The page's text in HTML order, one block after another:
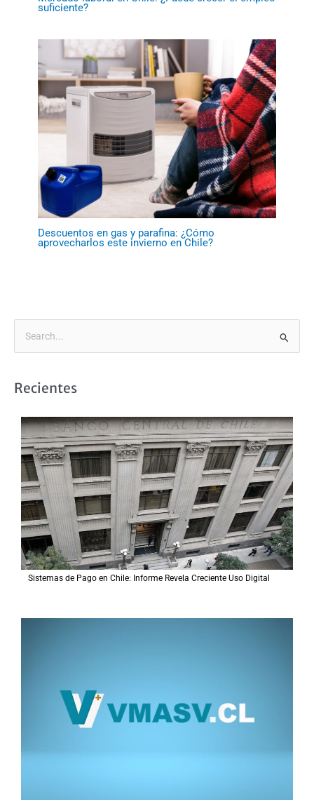
suficiente?
Descuentos en gas y parafina: ¿Cómo
aprovecharlos este invierno en Chile?
cRecientes
Sistemas de Pago en Chile: Informe Revela Creciente Uso Digital